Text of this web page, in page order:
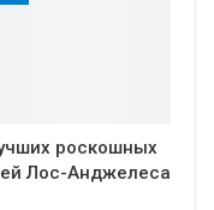
роскошных
Лос-Анджелеса